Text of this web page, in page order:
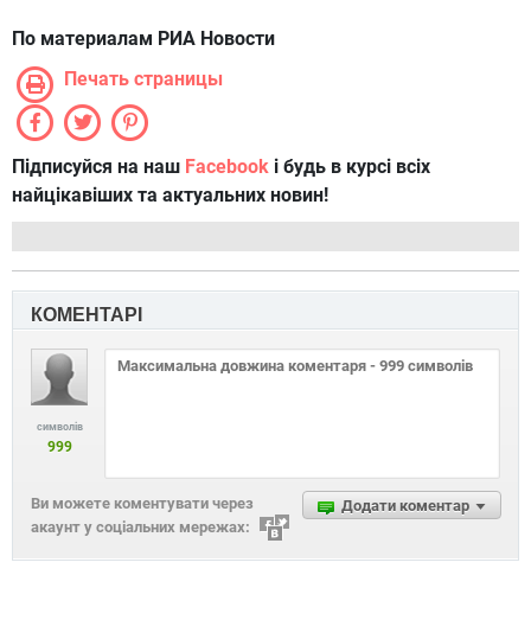
По материалам РИА Новости
Печать страницы
Підписуйся на наш Facebook і будь в курсі всіх
найцікавіших та актуальних новин!
КОМЕНТАРІ
символів
999
Додати коментар
Ви можете коментувати через
акаунт у соціальних мережах: